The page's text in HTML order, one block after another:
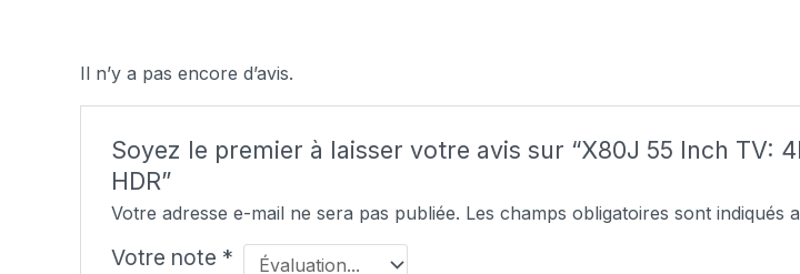
Il n’y a pas encore d’avis.
Soyez le premier à laisser votre avis sur “X80J 55 Inch TV:
HDR”
Votre adresse e-mail ne sera pas publiée. Les champs obligatoires sont indiqués
Votre note *